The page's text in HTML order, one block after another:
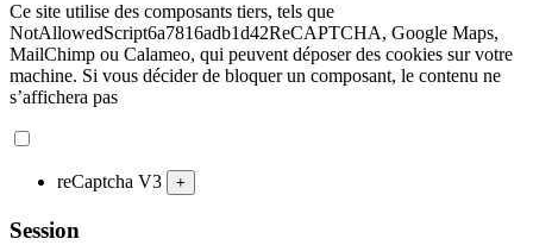
Ce site utilise des composants tiers, tels que
NotAllowedScript6a7816adb1d42ReCAPTCHA, Google Maps,
MailChimp ou Calameo, qui peuvent déposer des cookies sur votre
machine. Si vous décider de bloquer un composant, le contenu ne
s’affichera pas
reCaptcha V3 +
Session